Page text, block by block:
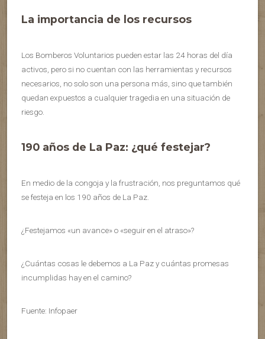
La importancia de los recursos
Los Bomberos Voluntarios pueden estar las 24 horas del día
activos, pero si no cuentan con las herramientas y recursos
necesarios, no solo son una persona más, sino que también
quedan expuestos a cualquier tragedia en una situación de
riesgo.
190 años de La Paz: ¿qué festejar?
En medio de la congoja y la frustración, nos preguntamos qué
se festeja en los 190 años de La Paz.
¿Festejamos «un avance» o «seguir en el atraso»?
¿Cuántas cosas le debemos a La Paz y cuántas promesas
incumplidas hay en el camino?
Fuente: Infopaer